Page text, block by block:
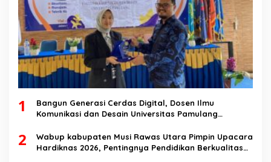
1
Bangun Generasi Cerdas Digital, Dosen Ilmu
Komunikasi dan Desain Universitas Pamulang
Speech di SMK Ikhlas Jawilan
2
Wabup kabupaten Musi Rawas Utara Pimpin Upacara
Hardiknas 2026, Pentingnya Pendidikan Berkualitas